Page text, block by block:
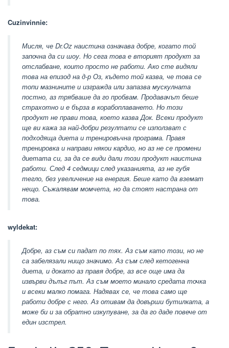
Cuzinvinnie:
Мисля, че Dr.Oz наистина означава добре, когато той
започна да си шоу. Но сега това е вторият продукт за
отслабване, които просто не работи. Ако сте видяли
това на епизод на д-р Оз, където той казва, че това се
топи мазнините и изгражда или запазва мускулната
постно, аз трябваше да го пробвам. Продавачът беше
страхотно и е бърза в корабоплаването. Но този
продукт не прави това, което казва Док. Всеки продукт
ще ви кажа за най-добри резултати се използват с
подходяща диета и тренировъчна програма. Правя
тренировка и направи някои кардио, но аз не се промени
диетата си, за да се види дали този продукт наистина
работи. След 4 седмици след указанията, аз не губя
тегло, без увеличение на енергия. Беше като да вземат
нещо. Съжалявам момчета, но да стоят настрана от
това.
wyldekat:
Добре, аз съм си падат по тях. Аз съм като този, но не
са забелязали нищо значимо. Аз съм след кетогенна
диета, и докато аз правя добре, аз все още има да
извърви дълъг път. Аз съм моето минало средата точка
и всеки малко помага. Надявах се, че това само ще
работи добре с него. Аз отивам да довърши бутилката, а
може би и за обратно изкупуване, за да го даде повече от
един изстрел.